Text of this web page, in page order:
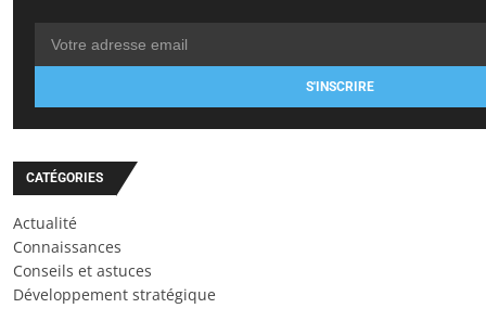
S'INSCRIRE
CATÉGORIES
Actualité
Connaissances
Conseils et astuces
Développement stratégique